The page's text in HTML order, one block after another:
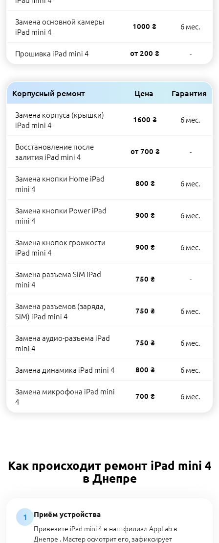
Замена основной камеры
iPad mini 4
1000 ₴ 6 мес.
Прошивка iPad mini 4 от 200 ₴ -
Корпусный ремонт Цена Гарантия
Замена корпуса (крышки)
iPad mini 4
1600 ₴ 6 мес.
Восстановление после
залития iPad mini 4
от 700 ₴ -
Замена кнопки Home iPad
mini 4
800 ₴ 6 мес.
Замена кнопки Power iPad
mini 4
900 ₴ 6 мес.
Замена кнопок громкости
iPad mini 4
900 ₴ 6 мес.
Замена разъема SIM iPad
mini 4
750 ₴ -
Замена разъемов (заряда,
SIM) iPad mini 4
750 ₴ 6 мес.
Замена аудио-разъема iPad
mini 4
750 ₴ 6 мес.
Замена динамика iPad mini 4 800 ₴ 6 мес.
Замена микрофона iPad mini
4
700 ₴ 6 мес.
Как происходит ремонт iPad mini 4
в Днепре
1
Приём устройства
Привезите iPad mini 4 в наш филиал AppLab в
Днепре . Мастер осмотрит его, зафиксирует